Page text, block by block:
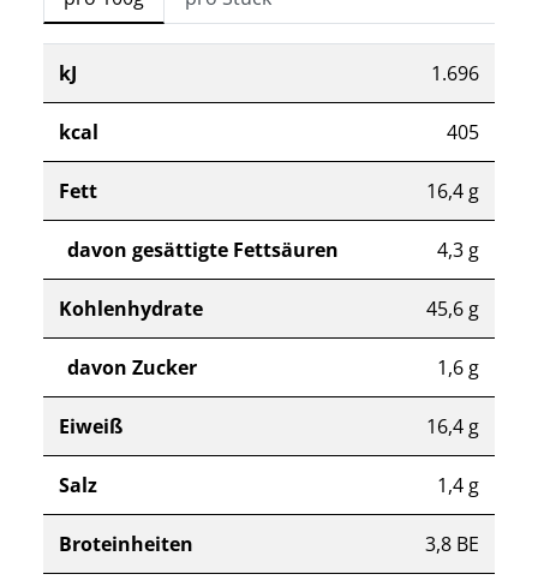
kJ 1.696
kcal 405
Fett 16,4 g
davon gesättigte Fettsäuren 4,3 g
Kohlenhydrate 45,6 g
davon Zucker 1,6 g
Eiweiß 16,4 g
Salz 1,4 g
Broteinheiten 3,8 BE